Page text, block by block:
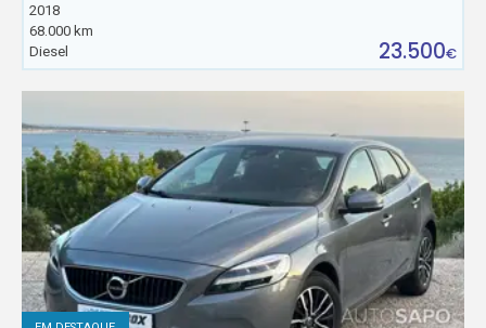
2018
68.000 km
Diesel
23.500€